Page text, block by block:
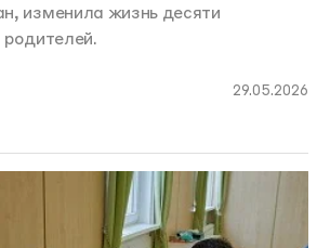
изменила жизнь десяти
родителей.
29.05.2026